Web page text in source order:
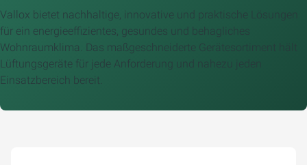
Vallox bietet nachhaltige, innovative und praktische Lösungen
für ein energieeffizientes, gesundes und behagliches
Wohnraumklima. Das maßgeschneiderte Gerätesortiment hält
Lüftungsgeräte für jede Anforderung und nahezu jeden
Einsatzbereich bereit.